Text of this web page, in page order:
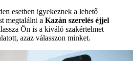
esetben igyekeznek a lehető
megtalálni a Kazán szerelés éjjel
Ön is a kiváló szakértelmet
azaz válasszon minket.